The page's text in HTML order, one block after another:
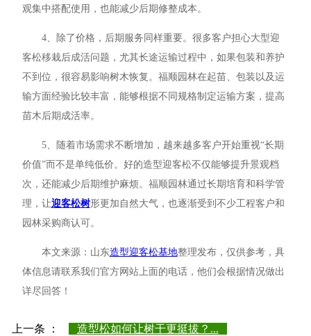
观集中搭配使用，也能减少后期修整成本。
4、除了价格，后期服务同样重要。很多客户担心大型迎
客松移栽后成活问题，尤其长途运输过程中，如果包装和养护
不到位，很容易影响树木恢复。福顺园林在起苗、包装以及运
输方面经验比较丰富，能够根据不同规格制定运输方案，提高
苗木后期成活率。
5、随着市场需求不断增加，越来越多客户开始重视“长期
价值”而不是单纯低价。好的造型迎客松不仅能够提升景观档
次，还能减少后期维护麻烦。福顺园林通过长期培育和科学管
理，让迎客松树形更加自然大气，也逐渐受到不少工程客户和
园林采购商认可。
本文来源：山东造型迎客松基地整理发布，仅供参考，具
体信息请联系我们官方网站上面的电话，他们会根据情况做出
详尽回答！
上一条 ：
造型松如何让树干更挺拔？...